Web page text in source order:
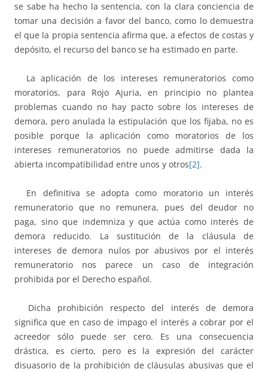
se sabe ha hecho la sentencia, con la clara conciencia de
tomar una decisión a favor del banco, como lo demuestra
el que la propia sentencia afirma que, a efectos de costas y
depósito, el recurso del banco se ha estimado en parte.
La aplicación de los intereses remuneratorios como
moratorios, para Rojo Ajuria, en principio no plantea
problemas cuando no hay pacto sobre los intereses de
demora, pero anulada la estipulación que los fijaba, no es
posible porque la aplicación como moratorios de los
intereses remuneratorios no puede admitirse dada la
abierta incompatibilidad entre unos y otros[2].
En definitiva se adopta como moratorio un interés
remuneratorio que no remunera, pues del deudor no
paga, sino que indemniza y que actúa como interés de
demora reducido. La sustitución de la cláusula de
intereses de demora nulos por abusivos por el interés
remuneratorio nos parece un caso de integración
prohibida por el Derecho español.
Dicha prohibición respecto del interés de demora
significa que en caso de impago el interés a cobrar por el
acreedor sólo puede ser cero. Es una consecuencia
drástica, es cierto, pero es la expresión del carácter
disuasorio de la prohibición de cláusulas abusivas que el